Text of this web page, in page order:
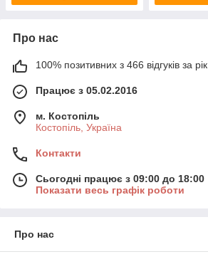
Про нас
100% позитивних з 466 відгуків за рік
Працює з 05.02.2016
м. Костопіль
Костопіль, Україна
Контакти
Сьогодні працює з 09:00 до 18:00
Показати весь графік роботи
Про нас